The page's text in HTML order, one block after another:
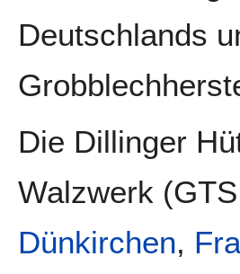
Deutschlands
Die Dillinger
Walzwerk
Dünkirchen,